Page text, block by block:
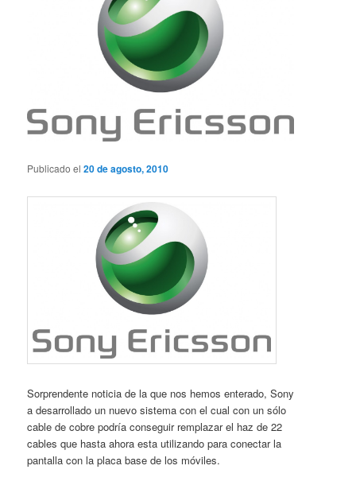
Publicado el20 de agosto, 2010
Sorprendente noticia de la que nos hemos enterado, Sony
a desarrollado un nuevo sistema con el cual con un sólo
cable de cobre podría conseguir remplazar el haz de 22
cables que hasta ahora esta utilizando para conectar la
pantalla con la placa base de los móviles.